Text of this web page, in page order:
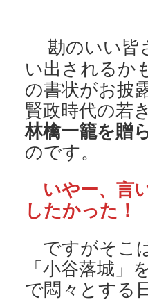
勘のいい皆
い出されるか
の書状がお披
賢政時代の若
林檎一籠を贈
のです。
いやー、言
したかった！
ですがそこ
「小谷落城
で悶々とする